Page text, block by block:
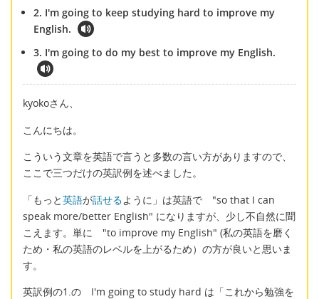
2. I'm going to keep studying hard to improve my
English.
3. I'm going to do my best to improve my English.
kyokoさん、
こんにちは。
こういう文章を英語で言うと多数の言い方がありますので、
ここで三つだけの英訳例を述べました。
「もっと英語が話せるように」は英語で "so that I can
speak more/better English" になりますが、少し不自然に聞
こえます。単に "to improve my English" (私の英語を磨く
ため・私の英語のレベルを上がるため）の方が良いと思いま
す。
英訳例の1.の I'm going to study hard は「これから勉強を